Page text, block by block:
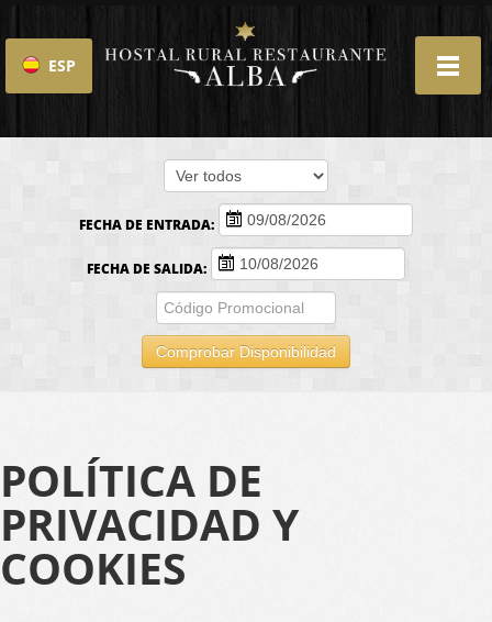
ESP
FECHA DE ENTRADA:
FECHA DE SALIDA:
Comprobar Disponibilidad
POLÍTICA DE
PRIVACIDAD Y
COOKIES